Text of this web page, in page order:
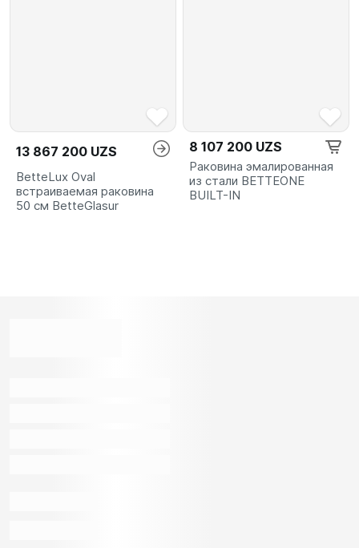
13 867 200 UZS
BetteLux Oval
встраиваемая раковина
50 см BetteGlasur
8 107 200 UZS
Раковина эмалированная
из стали BETTEONE
BUILT-IN